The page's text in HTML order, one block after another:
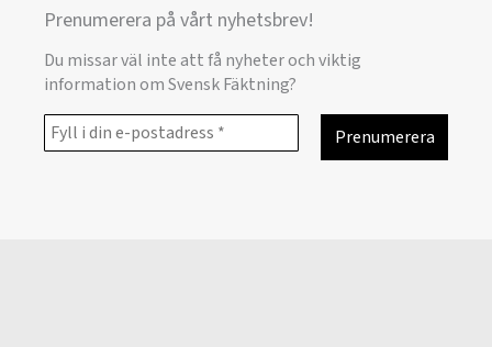
Prenumerera på vårt nyhetsbrev!
Du missar väl inte att få nyheter och viktig
information om Svensk Fäktning?